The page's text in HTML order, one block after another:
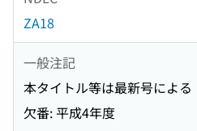
ZA18
一般注記
本タイトル等は最新号による
欠番: 平成4年度